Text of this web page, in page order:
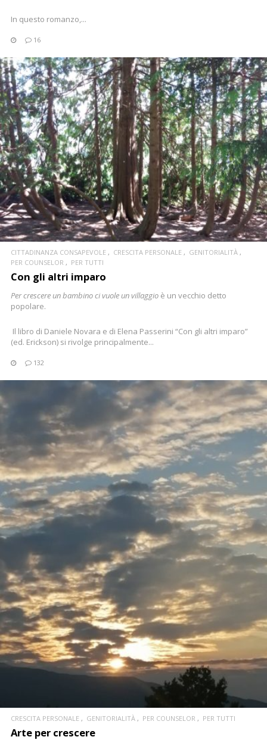
In questo romanzo,...
16
CONTINUA
CITTADINANZA CONSAPEVOLE CRESCITA PERSONALE
GENITORIALITÀ
PER COUNSELOR
PER TUTTI
Con gli altri imparo
Per crescere un bambino ci vuole un villaggio è un vecchio detto
popolare.
Il libro di Daniele Novara e di Elena Passerini “Con gli altri imparo”
(ed. Erickson) si rivolge principalmente...
132
CONTINUA
CRESCITA PERSONALE GENITORIALITÀ PER COUNSELOR PER TUTTI
Arte per crescere